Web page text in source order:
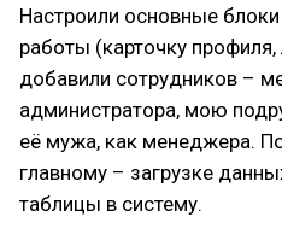
Настроили основные
работы (карточку
добавили сотрудников –
администратора, мою
её мужа, как менеджера.
главному – загрузке
таблицы в систему.